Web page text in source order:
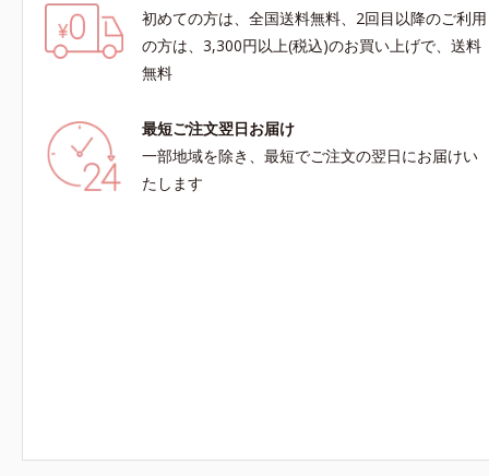
初めての方は、全国送料無料、2回目以降のご利用
の方は、3,300円以上(税込)のお買い上げで、送料
無料
最短ご注文翌日お届け
一部地域を除き、最短でご注文の翌日にお届けい
たします